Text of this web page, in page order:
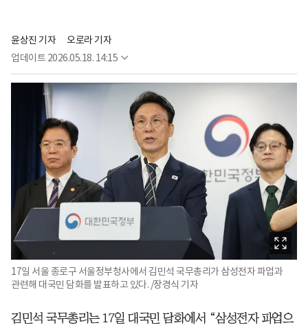
윤상진 기자
오로라 기자
업데이트 2026.05.18. 14:15
17일 서울 종로구 서울정부청사에서 김민석 국무총리가 삼성전자 파업과
관련해 대국민 담화를 발표하고 있다. /장경식 기자
김민석 국무총리는 17일 대국민 담화에서 “삼성전자 파업으